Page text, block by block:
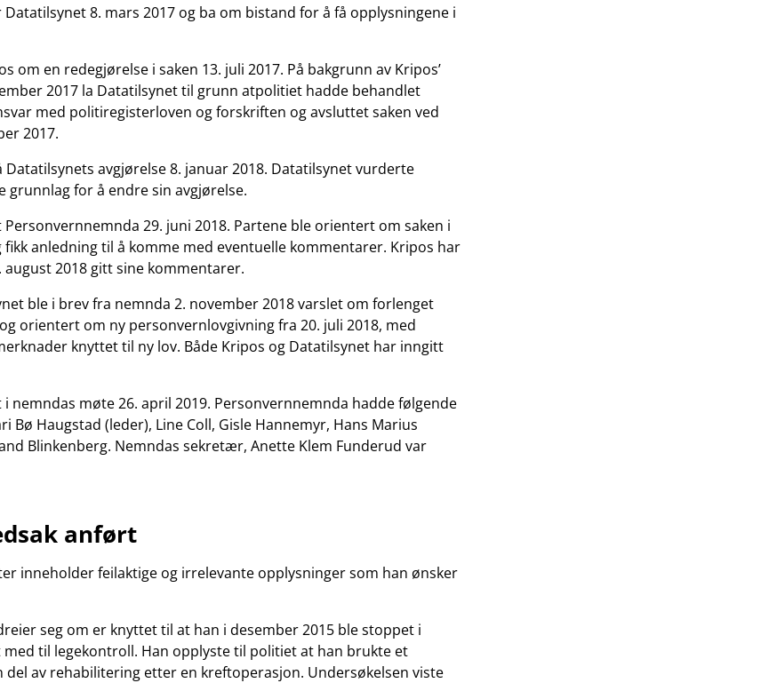
8. mars 2017 og ba om bistand for å få opplysningene i
om en redegjørelse i saken 13. juli 2017. På bakgrunn av Kripos’
2017 la Datatilsynet til grunn atpolitiet hadde behandlet
med politiregisterloven og forskriften og avsluttet saken ved
2017.
Datatilsynets avgjørelse 8. januar 2018. Datatilsynet vurderte
grunnlag for å endre sin avgjørelse.
Personvernnemnda 29. juni 2018. Partene ble orientert om saken i
fikk anledning til å komme med eventuelle kommentarer. Kripos har
august 2018 gitt sine kommentarer.
ble i brev fra nemnda 2. november 2018 varslet om forlenget
orientert om ny personvernlovgivning fra 20. juli 2018, med
knyttet til ny lov. Både Kripos og Datatilsynet har inngitt
i nemndas møte 26. april 2019. Personvernnemnda hadde følgende
Bø Haugstad (leder), Line Coll, Gisle Hannemyr, Hans Marius
Blinkenberg. Nemndas sekretær, Anette Klem Funderud var
anført
inneholder feilaktige og irrelevante opplysninger som han ønsker
seg om er knyttet til at han i desember 2015 ble stoppet i
til legekontroll. Han opplyste til politiet at han brukte et
del av rehabilitering etter en kreftoperasjon. Undersøkelsen viste